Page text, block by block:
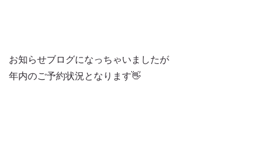
お知らせブログになっちゃいましたが
年内のご予約状況となります👋